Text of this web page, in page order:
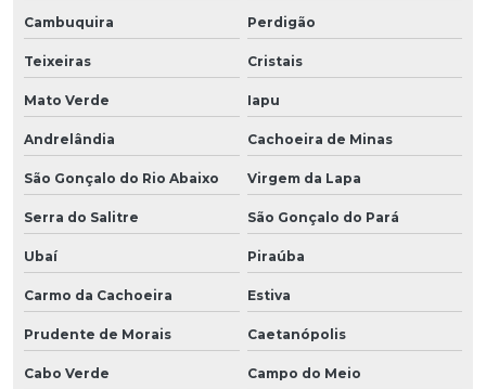
Cambuquira Perdigão
Teixeiras Cristais
Mato Verde Iapu
Andrelândia Cachoeira de Minas
São Gonçalo do Rio Abaixo Virgem da Lapa
Serra do Salitre São Gonçalo do Pará
Ubaí Piraúba
Carmo da Cachoeira Estiva
Prudente de Morais Caetanópolis
Cabo Verde Campo do Meio